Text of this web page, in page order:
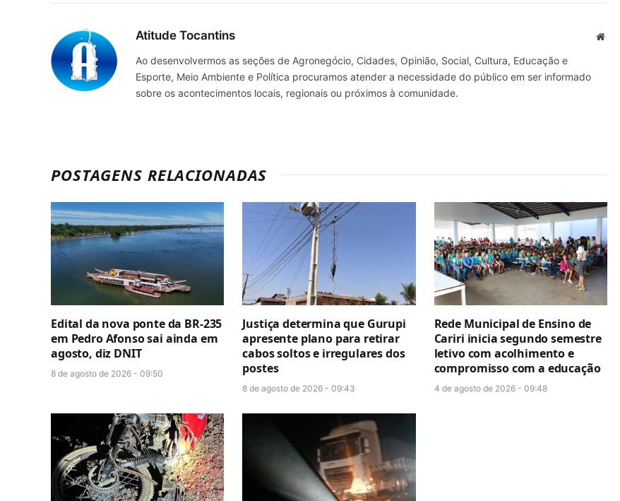
Atitude Tocantins Site
Ao desenvolvermos as seções de Agronegócio, Cidades, Opinião, Social, Cultura, Educação e
Esporte, Meio Ambiente e Política procuramos atender a necessidade do público em ser informado
sobre os acontecimentos locais, regionais ou próximos à comunidade.
POSTAGENS RELACIONADAS
Edital da nova ponte da BR-235
em Pedro Afonso sai ainda em
agosto, diz DNIT
8 de agosto de 2026 - 09:50
Justiça determina que Gurupi
apresente plano para retirar
cabos soltos e irregulares dos
postes
8 de agosto de 2026 - 09:43
Rede Municipal de Ensino de
Cariri inicia segundo semestre
letivo com acolhimento e
compromisso com a educação
4 de agosto de 2026 - 09:48